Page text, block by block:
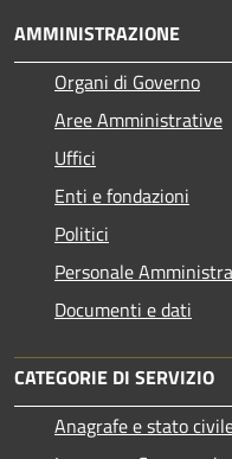
AMMINISTRAZIONE
Organi di Governo
Aree Amministrative
Uffici
Enti e fondazioni
Politici
Personale
Documenti e dati
CATEGORIE DI SERVIZIO
Anagrafe e stato